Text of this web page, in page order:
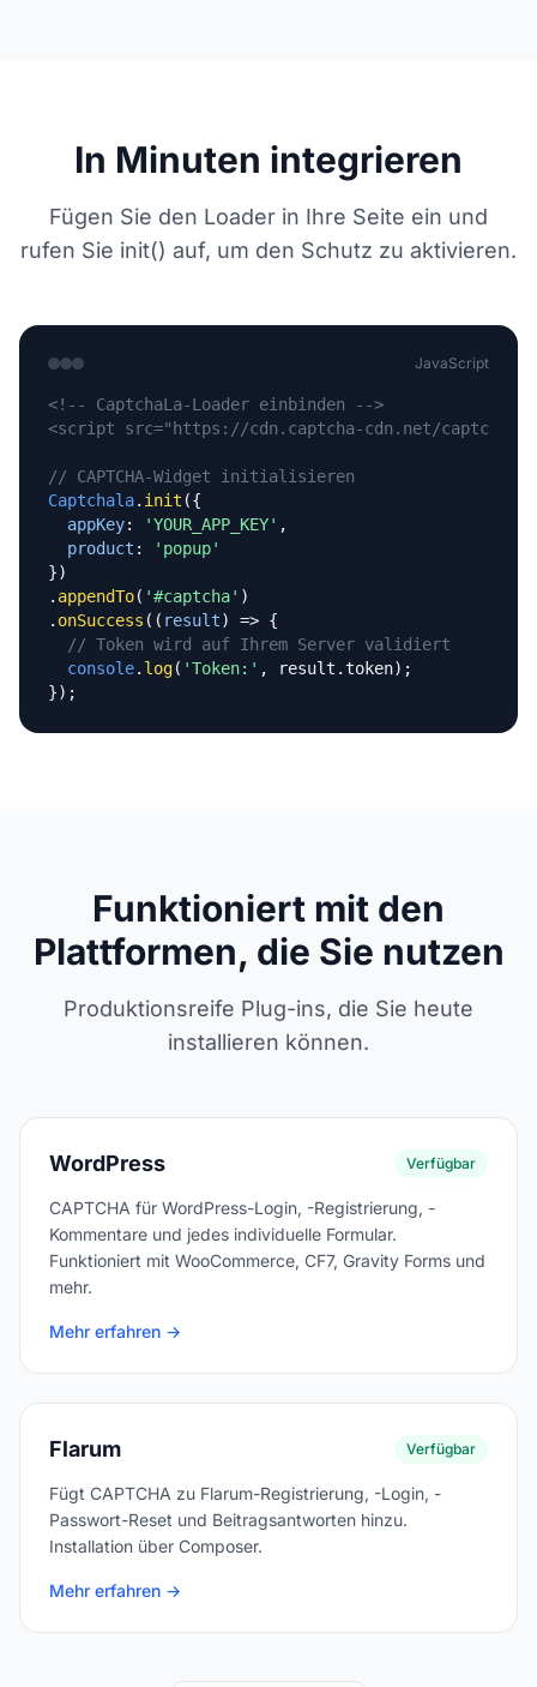
In Minuten integrieren
Fügen Sie den Loader in Ihre Seite ein und
rufen Sie init() auf, um den Schutz zu aktivieren.
JavaScript
<!-- CaptchaLa-Loader einbinden -->
<script src="https://cdn.captcha-cdn.net/
// CAPTCHA-Widget initialisieren
Captchala. init ({
appKey: 'YOUR_APP_KEY' ,
product :
'popup'
})
. appendTo( '#captcha' )
. onSuccess (( result) => {
// Token wird auf Ihrem Server validiert
console. log( 'Token:' , result.token);
});
Funktioniert mit den
Plattformen, die Sie nutzen
Produktionsreife Plug-ins, die Sie heute
installieren können.
WordPress Verfügbar
CAPTCHA für WordPress-Login, -Registrierung, -
Kommentare und jedes individuelle Formular.
Funktioniert mit WooCommerce, CF7, Gravity Forms und
mehr.
Mehr erfahren →
Flarum Verfügbar
Fügt CAPTCHA zu Flarum-Registrierung, -Login, -
Passwort-Reset und Beitragsantworten hinzu.
Installation über Composer.
Mehr erfahren →